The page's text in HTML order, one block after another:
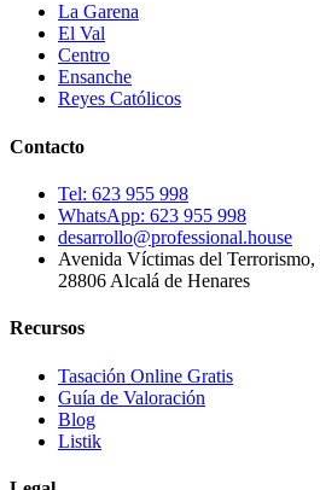
La Garena
El Val
Centro
Ensanche
Reyes Católicos
Contacto
Tel: 623 955 998
WhatsApp: 623 955 998
desarrollo@professional.house
Avenida Víctimas del Terrorismo,
28806 Alcalá de Henares
Recursos
Tasación Online Gratis
Guía de Valoración
Blog
Listik